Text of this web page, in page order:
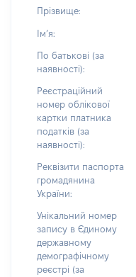
Прізвище:
Імʼя:
По батькові (за
наявності):
Реєстраційний
номер облікової
картки платника
податків (за
наявності):
Реквізити паспорта
громадянина
України:
Унікальний номер
запису в Єдиному
державному
демографічному
реєстрі (за